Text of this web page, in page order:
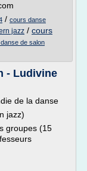
/ cours danse
jazz / cours
de salon
- Ludivine
de la danse
jazz)
groupes (15